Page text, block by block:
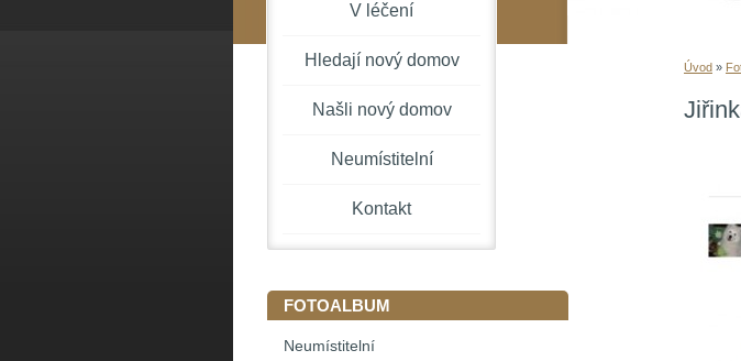
Úvod »
V léčení
Hledají nový domov
Našli nový domov
Neumístitelní
Kontakt
FOTOALBUM
Neumístitelní